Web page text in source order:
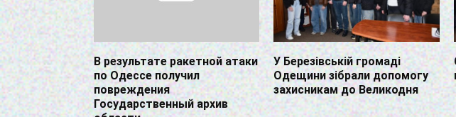
В результате ракетной атаки
по Одессе получил
повреждения
Государственный архив
У Березівській громаді
Одещини зібрали допомогу
захисникам до Великодня